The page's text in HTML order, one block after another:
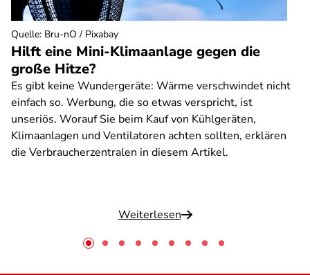
Hilft eine Mini-Klimaanlage gegen die
große Hitze?
Es gibt keine Wundergeräte: Wärme verschwindet nicht
einfach so. Werbung, die so etwas verspricht, ist
unseriös. Worauf Sie beim Kauf von Kühlgeräten,
Klimaanlagen und Ventilatoren achten sollten, erklären
die Verbraucherzentralen in diesem Artikel.
Weiterlesen
Quelle: Bru-nO / Pixabay